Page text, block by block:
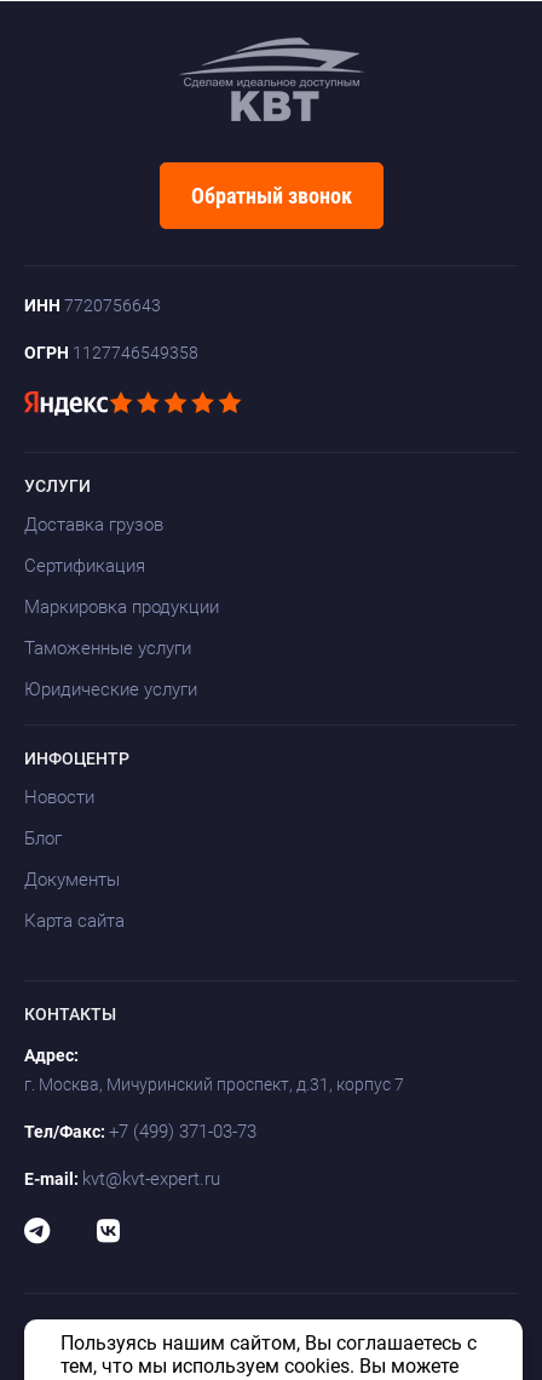
Пользуясь нашим сайтом, Вы соглашаетесь с
тем, что мы используем cookies. Вы можете
Обратный звонок
ИНН 7720756643
ОГРН 1127746549358
УСЛУГИ
Доставка грузов
Сертификация
Маркировка продукции
Таможенные услуги
Юридические услуги
ИНФОЦЕНТР
Новости
Блог
Документы
Карта сайта
КОНТАКТЫ
Адрес:
г. Москва, Мичуринский проспект, д.31, корпус 7
Тел/Факс: +7 (499) 371-03-73
E-mail: kvt@kvt-expert.ru
© «КВТ» 1992–2026. Таможенно-логистический оператор КВТ. Все
права защищены.